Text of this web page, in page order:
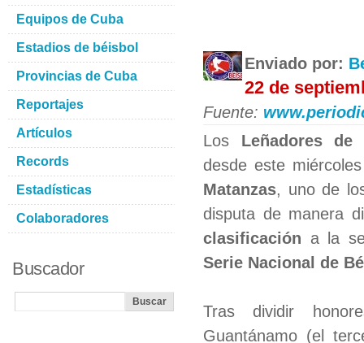
Enviado por:
22 de
Fuente:
Los Leñadores de
desde este
Matanzas, uno de
disputa de manera
clasificación a la
Serie Nacional de
Tras dividir
Guantánamo (el
Equipos de Cuba
Estadios de béisbol
Provincias de Cuba
Reportajes
Artículos
Records
Estadísticas
Colaboradores
Buscador